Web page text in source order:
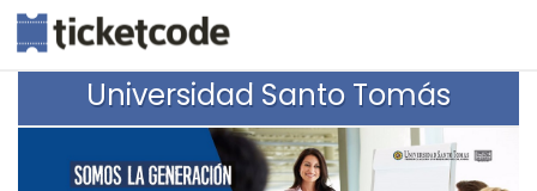
Universidad Santo Tomás